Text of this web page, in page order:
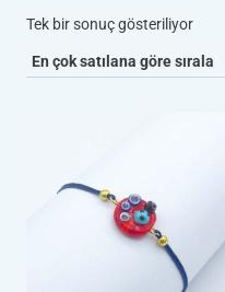
Tek bir sonuç gösteriliyor